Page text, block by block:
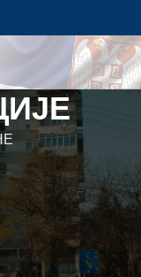
у
језика,